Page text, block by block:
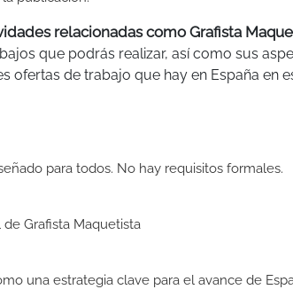
relacionadas como Grafista
que podrás realizar, así como sus
ofertas de trabajo que hay en España en
para todos. No hay requisitos formales.
Grafista Maquetista
una estrategia clave para el avance de